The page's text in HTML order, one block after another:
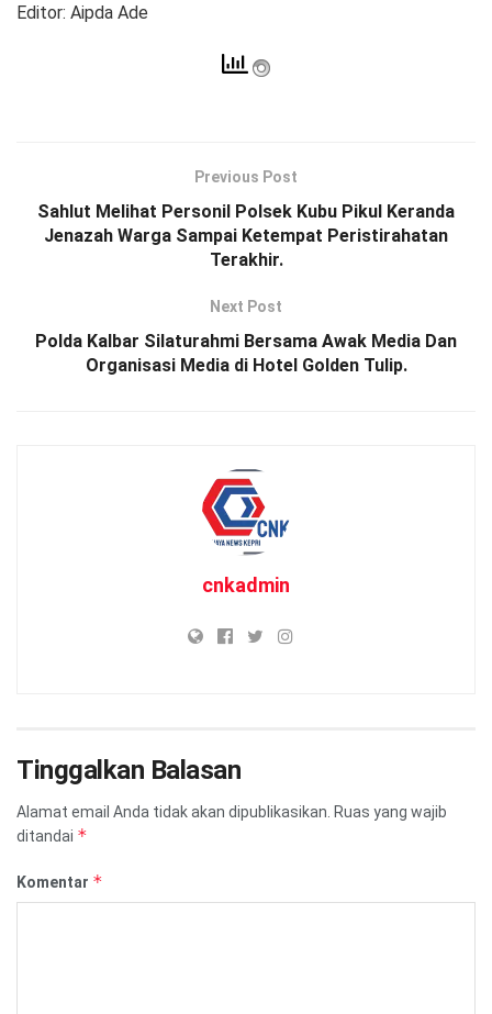
Editor: Aipda Ade
Previous Post
Sahlut Melihat Personil Polsek Kubu Pikul Keranda
Jenazah Warga Sampai Ketempat Peristirahatan
Terakhir.
Next Post
Polda Kalbar Silaturahmi Bersama Awak Media Dan
Organisasi Media di Hotel Golden Tulip.
cnkadmin
Tinggalkan Balasan
Alamat email Anda tidak akan dipublikasikan. Ruas yang wajib
ditandai *
Komentar *